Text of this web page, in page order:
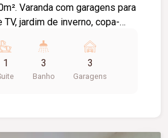
para
copa-
quartos com armários
teto com sanca e
1 3
Banho
3
Garagens